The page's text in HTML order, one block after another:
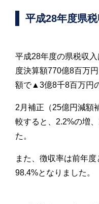
平成28年度県
平成28年度の県税収
度決算額770億8百万
額で▲3億8千8百万円
2月補正（25億円減額
較すると、2.2%の増
た。
また、徴収率は前年
98.4%となりました。